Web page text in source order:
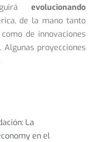
evolucionando
de la mano tanto
de innovaciones
proyecciones
La
en el